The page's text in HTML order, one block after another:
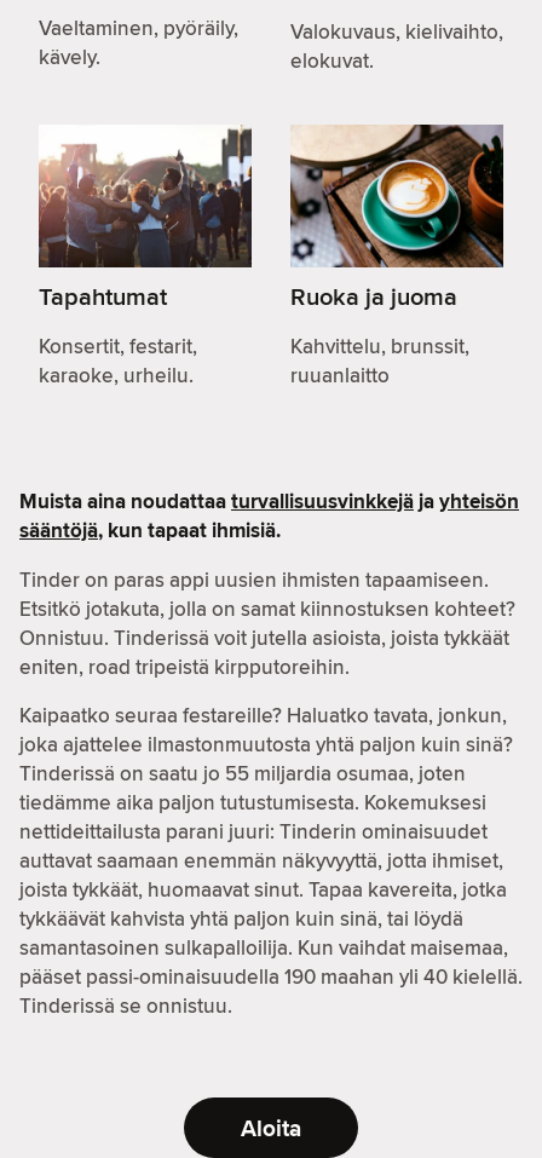
Vaeltaminen, pyöräily,
kävely.
Valokuvaus, kielivaihto,
elokuvat.
Tapahtumat
Konsertit, festarit,
karaoke, urheilu.
Ruoka ja juoma
Kahvittelu, brunssit,
ruuanlaitto
Muista aina noudattaaturvallisuusvinkkejäjayhteisön
sääntöjä, kun tapaat ihmisiä.
Tinder on paras appi uusien ihmisten tapaamiseen.
Etsitkö jotakuta, jolla on samat kiinnostuksen kohteet?
Onnistuu. Tinderissä voit jutella asioista, joista tykkäät
eniten, road tripeistä kirpputoreihin.
Kaipaatko seuraa festareille? Haluatko tavata, jonkun,
joka ajattelee ilmastonmuutosta yhtä paljon kuin sinä?
Tinderissä on saatu jo 55 miljardia osumaa, joten
tiedämme aika paljon tutustumisesta. Kokemuksesi
nettideittailusta parani juuri: Tinderin ominaisuudet
auttavat saamaan enemmän näkyvyyttä, jotta ihmiset,
joista tykkäät, huomaavat sinut. Tapaa kavereita, jotka
tykkäävät kahvista yhtä paljon kuin sinä, tai löydä
samantasoinen sulkapalloilija. Kun vaihdat maisemaa,
pääset passi-ominaisuudella 190 maahan yli 40 kielellä.
Tinderissä se onnistuu.
Aloita